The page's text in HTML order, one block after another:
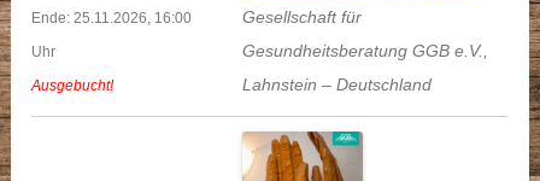
Ende: 25.11.2026, 16:00
Uhr
Ausgebucht!
Gesellschaft für
Gesundheitsberatung GGB e.V.,
Lahnstein –Deutschland